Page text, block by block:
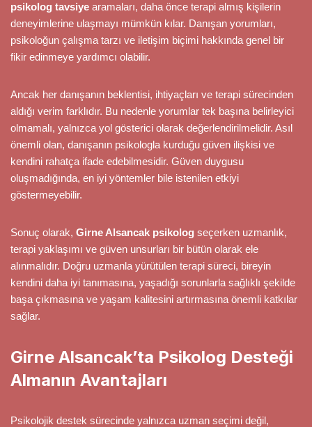
psikolog tavsiye aramaları, daha önce terapi almış kişilerin
deneyimlerine ulaşmayı mümkün kılar. Danışan yorumları,
psikoloğun çalışma tarzı ve iletişim biçimi hakkında genel bir
fikir edinmeye yardımcı olabilir.
Ancak her danışanın beklentisi, ihtiyaçları ve terapi sürecinden
aldığı verim farklıdır. Bu nedenle yorumlar tek başına belirleyici
olmamalı, yalnızca yol gösterici olarak değerlendirilmelidir. Asıl
önemli olan, danışanın psikologla kurduğu güven ilişkisi ve
kendini rahatça ifade edebilmesidir. Güven duygusu
oluşmadığında, en iyi yöntemler bile istenilen etkiyi
göstermeyebilir.
Sonuç olarak, Girne Alsancak psikolog seçerken uzmanlık,
terapi yaklaşımı ve güven unsurları bir bütün olarak ele
alınmalıdır. Doğru uzmanla yürütülen terapi süreci, bireyin
kendini daha iyi tanımasına, yaşadığı sorunlarla sağlıklı şekilde
başa çıkmasına ve yaşam kalitesini artırmasına önemli katkılar
sağlar.
Girne Alsancak’ta Psikolog Desteği
Almanın Avantajları
Psikolojik destek sürecinde yalnızca uzman seçimi değil,